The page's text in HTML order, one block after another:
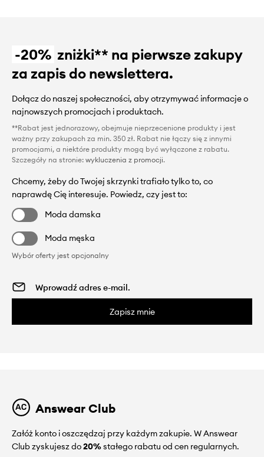
-20% zniżki** na pierwsze zakupy
za zapis do newslettera.
Dołącz do naszej społeczności, aby otrzymywać informacje o
najnowszych promocjach i produktach.
**Rabat jest jednorazowy, obejmuje nieprzecenione produkty i jest
ważny przy zakupach za min. 350 zł. Rabat nie łączy się z innymi
promocjami, a niektóre produkty mogą być wyłączone z rabatu.
Szczegóły na stronie: wykluczenia z promocji.
Chcemy, żeby do Twojej skrzynki trafiało tylko to, co
naprawdę Cię interesuje. Powiedz, czy jest to:
Moda damska
Moda męska
Wybór oferty jest opcjonalny
Zapisz mnie
Answear Club
Załóż konto i oszczędzaj przy każdym zakupie. W Answear
Club zyskujesz do20%stałego rabatu od cen regularnych.